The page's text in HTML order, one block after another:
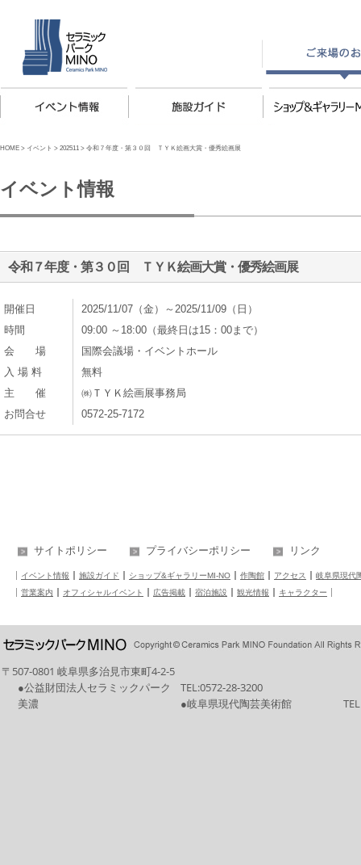
HOME > イベント > 202511 > 令和７年度・第３０回 ＴＹＫ絵画大賞・優秀絵画展
イベント情報
令和７年度・第３０回 ＴＹＫ絵画大賞・優秀絵画展
開催日
2025/11/07（金）～2025/11/09（日）
時間
09:00 ～18:00（最終日は15：00まで）
会 場
国際会議場・イベントホール
入 場 料
無料
主 催
㈱ＴＹＫ絵画展事務局
お問合せ
0572-25-7172
サイトポリシー プライバシーポリシー リンク
イベント情報 施設ガイド ショップ&ギャラリーMI-NO 作陶館 アクセス
岐阜県現代
営業案内
オフィシャルイベント 広告掲載 宿泊施設 観光情報 キャラクター
〒507-0801 岐阜県多治見市東町4-2-5
●公益財団法人セラミックパーク
美濃
TEL:0572-28-3200
●岐阜県現代陶芸美術館